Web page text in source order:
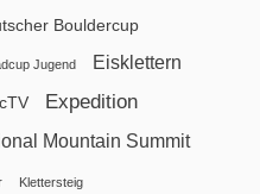
Bouldercup
Jugend Eisklettern
Expedition
Mountain Summit
Klettersteig